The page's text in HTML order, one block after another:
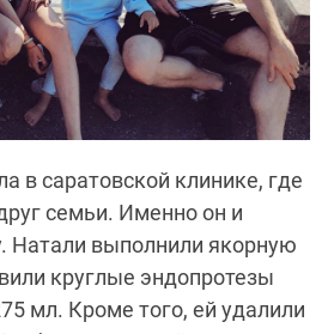
в саратовской клинике, где
семьи. Именно он и
Натали выполнили якорную
круглые эндопротезы
мл. Кроме того, ей удалили